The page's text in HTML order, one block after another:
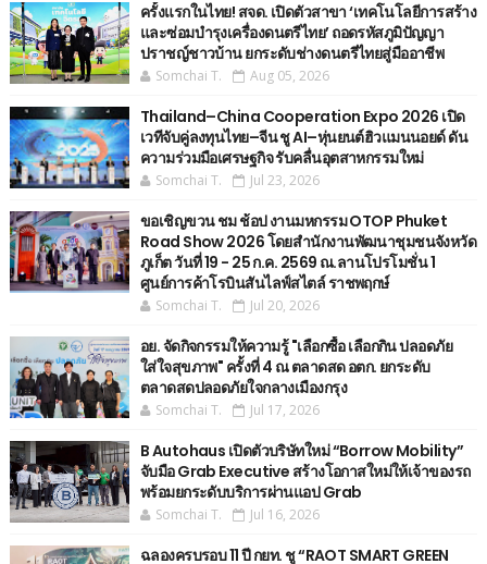
ครั้งแรกในไทย! สจด. เปิดตัวสาขา ‘เทคโนโลยีการสร้าง
และซ่อมบำรุงเครื่องดนตรีไทย’ ​ถอดรหัสภูมิปัญญา
ปราชญ์ชาวบ้าน ยกระดับช่างดนตรีไทยสู่มืออาชีพ
Somchai T. Aug 05, 2026
Thailand–China Cooperation Expo 2026 เปิด
เวทีจับคู่ลงทุนไทย–จีน ชู AI–หุ่นยนต์ฮิวแมนนอยด์ ดัน
ความร่วมมือเศรษฐกิจ รับคลื่นอุตสาหกรรมใหม่
Somchai T. Jul 23, 2026
ขอเชิญขวน ชม ช้อป งานมหกรรม OTOP Phuket
Road Show 2026 โดยสำนักงานพัฒนาชุมชนจังหวัด
ภูเก็ต วันที่ 19 - 25 ก.ค. 2569 ณ.ลานโปรโมชั่น 1
ศูนย์การค้าโรบินสันไลฟ์สไตล์ ราชพฤกษ์
Somchai T. Jul 20, 2026
อย. จัดกิจกรรมให้ความรู้ "เลือกซื้อ เลือกกิน ปลอดภัย
ใส่ใจสุขภาพ" ครั้งที่ 4 ณ ตลาดสด อตก. ยกระดับ
ตลาดสดปลอดภัยใจกลางเมืองกรุง
Somchai T. Jul 17, 2026
B Autohaus เปิดตัวบริษัทใหม่ “Borrow Mobility”
จับมือ Grab Executive สร้างโอกาสใหม่ให้เจ้าของรถ
พร้อมยกระดับบริการผ่านแอป Grab
Somchai T. Jul 16, 2026
ฉลองครบรอบ 11 ปี กยท. ชู “RAOT SMART GREEN